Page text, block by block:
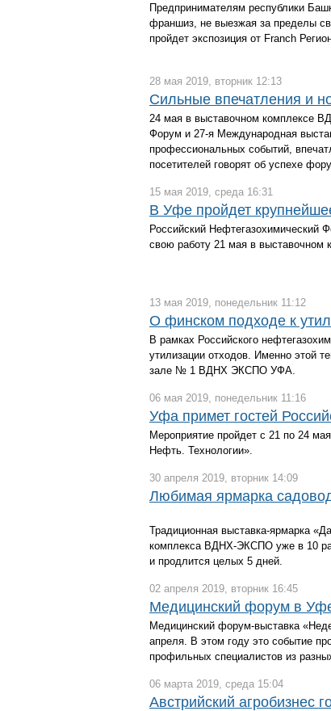
Предпринимателям республики
франшиз, не выезжая за пределы
пройдет экспозиция от Franch
28 мая 2019, вторник 12:13
Сильные впечатления и
24 мая в выставочном комплексе
Форум и 27-я Международная
профессиональных событий,
посетителей говорят об успехе
15 мая 2019, среда 16:31
В Уфе пройдет
Российский Нефтегазохимический
свою работу 21 мая в
13 мая 2019, понедельник 11:12
О финском подходе к
В рамках Российского
утилизации отходов. Именно этой
зале № 1 ВДНХ ЭКСПО УФА.
06 мая 2019, понедельник 11:16
Уфа примет гостей
Мероприятие пройдет с 21 по 24
Нефть. Технологии».
30 апреля 2019, вторник 14:09
Любимая ярмарка
Традиционная выставка-ярмарка
комплекса ВДНХ-ЭКСПО уже в 10
и продлится целых 5 дней.
02 апреля 2019, вторник 16:45
Медицинский форум в
Медицинский форум-выставка
апреля. В этом году это событие
профильных специалистов из
06 марта 2019, среда 15:04
Австрийский агробизнес